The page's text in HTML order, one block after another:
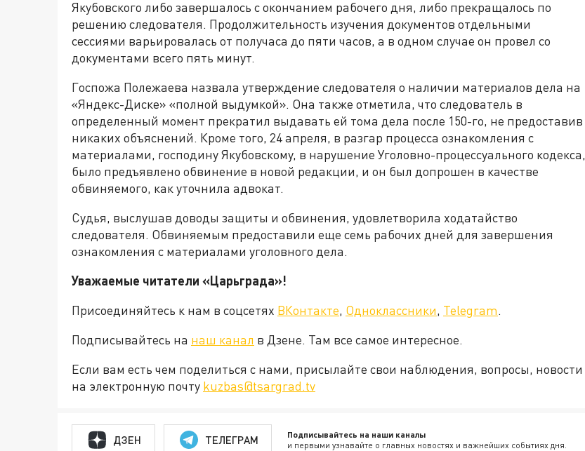
Якубовского либо завершалось с окончанием рабочего дня, либо прекращалось по
решению следователя. Продолжительность изучения документов отдельными
сессиями варьировалась от получаса до пяти часов, а в одном случае он провел со
документами всего пять минут.
Госпожа Полежаева назвала утверждение следователя о наличии материалов дела на
«Яндекс-Диске» «полной выдумкой». Она также отметила, что следователь в
определенный момент прекратил выдавать ей тома дела после 150-го, не предоставив
никаких объяснений. Кроме того, 24 апреля, в разгар процесса ознакомления с
материалами, господину Якубовскому, в нарушение Уголовно-процессуального кодекса,
было предъявлено обвинение в новой редакции, и он был допрошен в качестве
обвиняемого, как уточнила адвокат.
Судья, выслушав доводы защиты и обвинения, удовлетворила ходатайство
следователя. Обвиняемым предоставили еще семь рабочих дней для завершения
ознакомления с материалами уголовного дела.
Уважаемые читатели «Царьграда»!
Присоединяйтесь к нам в соцсетях ВКонтакте, Одноклассники, Telegram.
Подписывайтесь на наш канал в Дзене. Там все самое интересное.
Если вам есть чем поделиться с нами, присылайте свои наблюдения, вопросы, новости
на электронную почту kuzbas@tsargrad.tv
ДЗЕН ТЕЛЕГРАМ Подписывайтесь на наши каналы
и первыми узнавайте о главных новостях и важнейших событиях дня.